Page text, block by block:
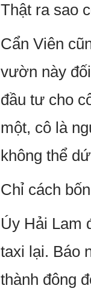
Thật ra sao
Cẩn Viên
vườn này
đầu tư cho
một, cô là
không thể
Chỉ cách
Úy Hải Lam
taxi lại. Báo
thành đông